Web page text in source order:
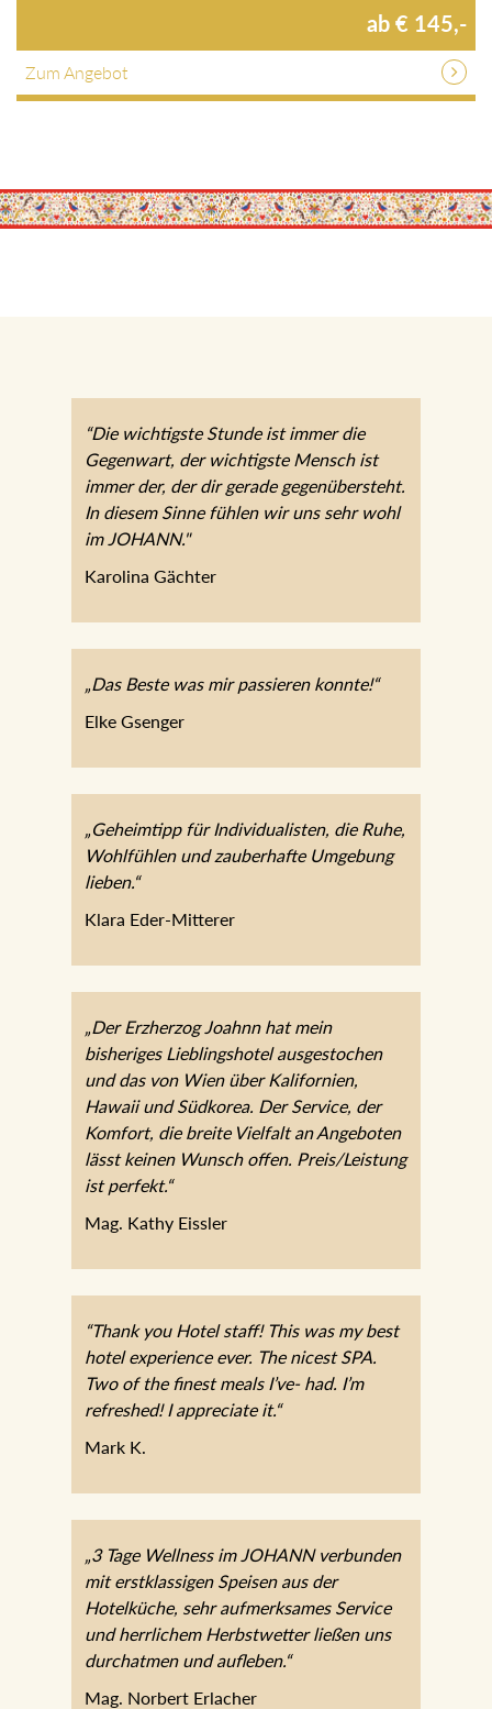
ab € 145,-
Zum Angebot
“Die wichtigste Stunde ist immer die
Gegenwart, der wichtigste Mensch ist
immer der, der dir gerade gegenübersteht.
In diesem Sinne fühlen wir uns sehr wohl
im JOHANN."
Karolina Gächter
„Das Beste was mir passieren konnte!“
Elke Gsenger
„Geheimtipp für Individualisten, die Ruhe,
Wohlfühlen und zauberhafte Umgebung
lieben.“
Klara Eder-Mitterer
„Der Erzherzog Joahnn hat mein
bisheriges Lieblingshotel ausgestochen
und das von Wien über Kalifornien,
Hawaii und Südkorea. Der Service, der
Komfort, die breite Vielfalt an Angeboten
lässt keinen Wunsch offen. Preis/Leistung
ist perfekt.“
Mag. Kathy Eissler
“Thank you Hotel staff! This was my best
hotel experience ever. The nicest SPA.
Two of the finest meals I’ve- had. I’m
refreshed! I appreciate it.“
Mark K.
„3 Tage Wellness im JOHANN verbunden
mit erstklassigen Speisen aus der
Hotelküche, sehr aufmerksames Service
und herrlichem Herbstwetter ließen uns
durchatmen und aufleben.“
Mag. Norbert Erlacher